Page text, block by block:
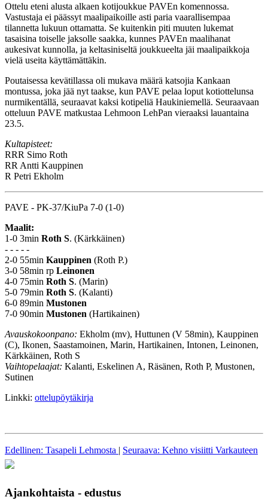
Ottelu eteni alusta alkaen kotijoukkue PAVEn komennossa.
Vastustaja ei päässyt maalipaikoille asti paria vaarallisempaa
tilannetta lukuun ottamatta. Se kuitenkin piti muuten lukemat
tasaisina toiselle jaksolle saakka, kunnes PAVEn maalihanat
aukesivat kunnolla, ja keltasiniseltä joukkueelta jäi maalipaikkoja
vielä useita käyttämättäkin.
Poutaisessa kevätillassa oli mukava määrä katsojia Kankaan
montussa, joka jää nyt taakse, kun PAVE pelaa loput kotiottelunsa
nurmikentällä, seuraavat kaksi kotipeliä Haukiniemellä. Seuraavaan
otteluun PAVE matkustaa Lehmoon LehPan vieraaksi lauantaina
23.5.
Kultapisteet:
RRR Simo Roth
RR Antti Kauppinen
R Petri Ekholm
PAVE - PK-37/KiuPa 7-0 (1-0)
Maalit:
1-0 3min Roth S. (Kärkkäinen)
- - - - -
2-0 55min Kauppinen (Roth P.)
3-0 58min rp Leinonen
4-0 75min Roth S. (Marin)
5-0 79min Roth S. (Kalanti)
6-0 89min Mustonen
7-0 90min Mustonen (Hartikainen)
Avauskokoonpano: Ekholm (mv), Huttunen (V 58min), Kauppinen
(C), Ikonen, Saastamoinen, Marin, Hartikainen, Intonen, Leinonen,
Kärkkäinen, Roth S
Vaihtopelaajat: Kalanti, Eskelinen A, Räsänen, Roth P, Mustonen,
Sutinen
Linkki: ottelupöytäkirja
Edellinen: Tasapeli Lehmosta | Seuraava: Kehno visiitti Varkauteen
Ajankohtaista - edustus